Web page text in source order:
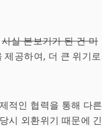
사실 본보기가 된 건 미
공하여, 더 큰 위기로
적인 협력을 통해 다른
시 외환위기 때문에 긴